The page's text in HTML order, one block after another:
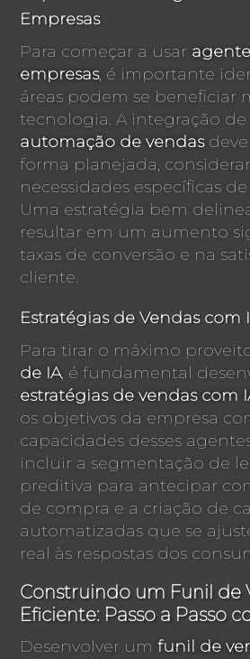
Empresas
Para começar a usar
empresas, é importante
áreas podem se beneficiar
tecnologia. A integração
automação de vendasdeve
forma planejada,
necessidades específicas
Uma estratégia bem
resultar em um aumento
taxas de conversão e na
cliente.
Estratégias de Vendas com
Para tirar o máximo
de IA, é fundamental
estratégias de vendas com
os objetivos da empresa
capacidades desses
incluir a segmentação de
preditiva para antecipar
de compra e a criação de
automatizadas que se
real às respostas dos
Construindo um Funil de
Eficiente: Passo a Passo
Desenvolver umfunil de